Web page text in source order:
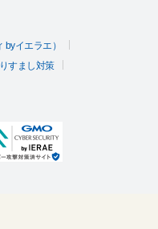
イエラエ）
すまし対策